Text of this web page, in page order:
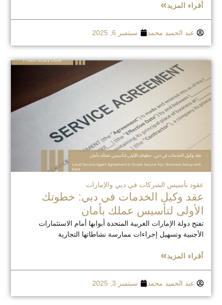
أقراء المزيد
عبد الحميد محمد سبتمبر 6, 2025
عقود تأسيس الشركات في دبي والإمارات
عقد وكيل الخدمات في دبي: خطوتك
الأولى لتأسيس عملك بأمان
تفتح دولة الإمارات العربية المتحدة أبوابها أمام الاستثمارات
الأجنبية وتسهيل إجراءات ممارسة نشاطاتها التجارية
أقراء المزيد
عبد الحميد محمد سبتمبر 3, 2025